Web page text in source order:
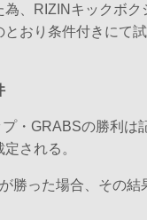
為、RIZINキックボク
とおり条件付きにて
・GRABSの勝利は
される。
勝った場合、その